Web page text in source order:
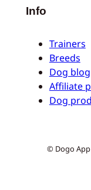
Info
Trainers
Breeds
Dog blog
Affiliate
Dog
© Dogo App